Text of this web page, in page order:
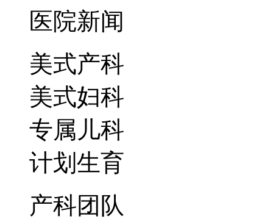
医院新闻
美式产科
美式妇科
专属儿科
计划生育
产科团队